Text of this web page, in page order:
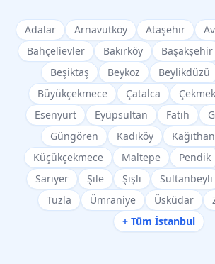
Adalar Arnavutköy Ataşehir
Bahçelievler
Bakırköy Başakşehir
Beşiktaş
Beykoz Beylikdüzü
Büyükçekmece
Çatalca
Esenyurt
Eyüpsultan Fatih
Güngören
Kadıköy
Küçükçekmece
Maltepe Pendik
Sarıyer
Şile Şişli Sultanbeyli
Tuzla
Ümraniye Üsküdar
+ Tüm İstanbul